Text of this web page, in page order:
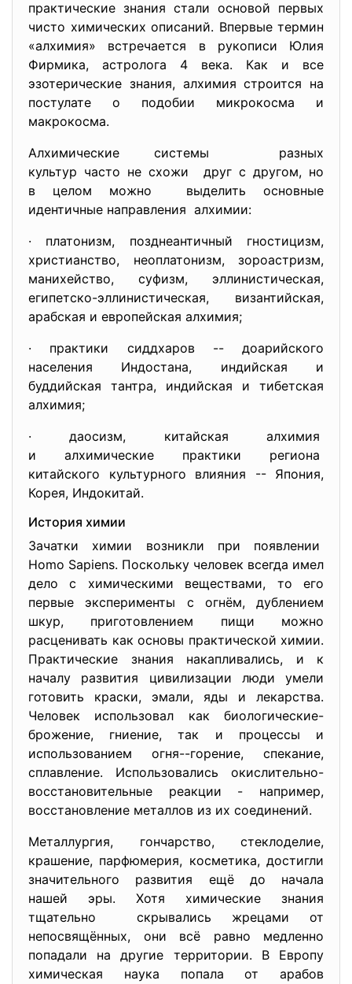
практические знания стали основой первых
чисто химических описаний. Впервые термин
«алхимия» встречается в рукописи Юлия
Фирмика, астролога 4 века. Как и все
эзотерические знания, алхимия строится на
постулате о подобии микрокосма и
макрокосма.
Алхимические системы разных
культур часто не схожи друг с другом, но
в целом можно выделить основные
идентичные направления алхимии:
· платонизм, позднеантичный гностицизм,
христианство, неоплатонизм, зороастризм,
манихейство, суфизм, эллинистическая,
египетско-эллинистическая, византийская,
арабская и европейская алхимия;
· практики сиддхаров -- доарийского
населения Индостана, индийская и
буддийская тантра, индийская и тибетская
алхимия;
· даосизм, китайская алхимия
и алхимические практики региона
китайского культурного влияния -- Япония,
Корея, Индокитай.
История химии
Зачатки химии возникли при появлении
Homo Sapiens. Поскольку человек всегда имел
дело с химическими веществами, то его
первые эксперименты с огнём, дублением
шкур, приготовлением пищи можно
расценивать как основы практической химии.
Практические знания накапливались, и к
началу развития цивилизации люди умели
готовить краски, эмали, яды и лекарства.
Человек использовал как биологические-
брожение, гниение, так и процессы и
использованием огня--горение, спекание,
сплавление. Использовались окислительно-
восстановительные реакции - например,
восстановление металлов из их соединений.
Металлургия, гончарство, стеклоделие,
крашение, парфюмерия, косметика, достигли
значительного развития ещё до начала
нашей эры. Хотя химические знания
тщательно скрывались жрецами от
непосвящённых, они всё равно медленно
попадали на другие территории. В Европу
химическая наука попала от арабов